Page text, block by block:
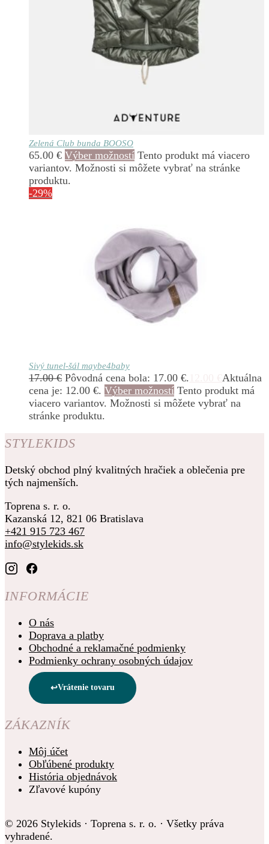
Zelená Club bunda BOOSO
65.00 € Výber možností Tento produkt má viacero
variantov. Možnosti si môžete vybrať na stránke
produktu.
-29%
Sivý tunel-šál maybe4baby
17.00€ Pôvodná cena bola: 17.00 €.
Aktuálna
cena je: 12.00 €. Výber možností Tento produkt má
viacero variantov. Možnosti si môžete vybrať na
stránke produktu.
STYLEKIDS
Detský obchod plný kvalitných hračiek a oblečenia pre
tých najmenších.
Toprena s. r. o.
Kazanská 12, 821 06 Bratislava
+421 915 723 467
info@stylekids.sk
INFORMÁCIE
O nás
Doprava a platby
Obchodné a reklamačné podmienky
Podmienky ochrany osobných údajov
Vrátenie tovaru
ZÁKAZNÍK
Môj účet
Obľúbené produkty
História objednávok
Zľavové kupóny
© 2026 Stylekids · Toprena s. r. o. · Všetky práva
vyhradené.